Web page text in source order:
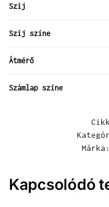
Szíj
Szíj színe
Átmérő
Számlap színe
Kapcsolódó